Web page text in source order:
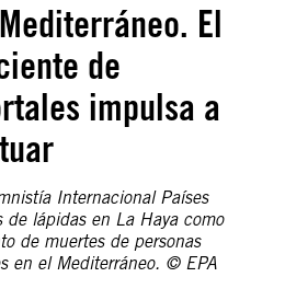
El
de
impulsa a
Internacional Países
de lápidas en La Haya como
de muertes de personas
en el Mediterráneo. © EPA